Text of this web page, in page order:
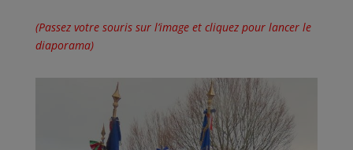
(Passez votre souris sur l’image et cliquez pour lancer le
diaporama)